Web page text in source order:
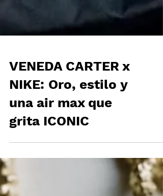
VENEDA CARTER x
NIKE: Oro, estilo y
una air max que